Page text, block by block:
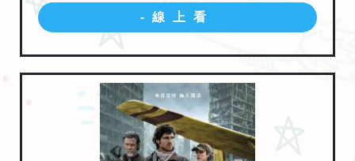
-線上看